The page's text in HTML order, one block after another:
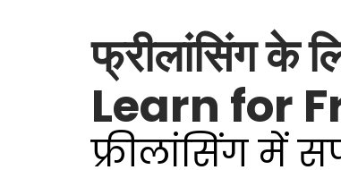
फ्रीलांसिंग के
Learn for
फ्रीलांसिंग में